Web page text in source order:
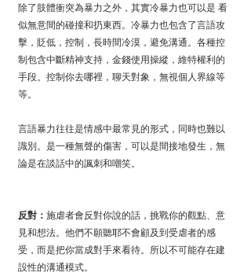
除了肢體衝突為暴力之外，其實冷暴力也可以是 看
似無意間的碰撞和扔東西。冷暴力也包含了言語攻
擊，貶低，控制，長時間冷漠，避免溝通。各種控
制包含中斷精神支持，金錢使用操縱，維特權利的
手段。控制你去哪裡，聊天對象，無視個人界線等
等。
言語暴力往往是情感中最常見的形式，同時也難以
識別。是一種無聲的傷害，可以是間接地發生，無
論是在談話中的諷刺和嘲笑。
反對： 施虐者會反對你說的話，挑戰你的觀點、意
見和想法。他們不願聽耶不會顧及到受虐者的感
受，而是把你當成對手來看待。所以不可能存在建
設性的溝通模式。